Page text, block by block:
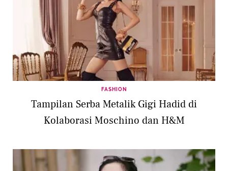
FASHION
Tampilan Serba Metalik Gigi Hadid di
Kolaborasi Moschino dan H&M